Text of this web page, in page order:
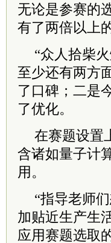
无论是参赛的
有了两倍以上
“众人拾柴
至少还有两方
了口碑；二是
了优化。
在赛题设置
含诸如量子计
用。
“指导老师
加贴近生产生
应用赛题选取